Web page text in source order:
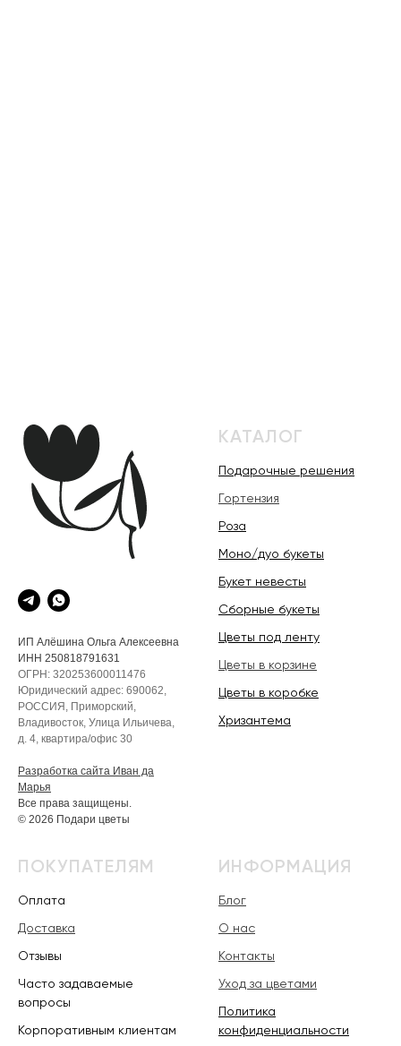
ИП Алёшина Ольга Алексеевна
ИНН 250818791631
ОГРН: 320253600011476
Юридический адрес: 690062,
РОССИЯ, Приморский,
Владивосток, Улица Ильичева,
д. 4, квартира/офис 30
Разработка сайта Иван да
Марья
Все права защищены.
© 2026 Подари цветы
КАТАЛОГ
Подарочные решения
Гортензия
Роза
Моно/дуо букеты
Букет невесты
Сборные букеты
Цветы под ленту
Цветы в корзине
Цветы в коробке
Хризантема
ПОКУПАТЕЛЯМ
Оплата
Доставка
Отзывы
Часто задаваемые
вопросы
Корпоративным клиентам
ИНФОРМАЦИЯ
Блог
О нас
Контакты
Уход за цветами
Политика
конфиденциальности